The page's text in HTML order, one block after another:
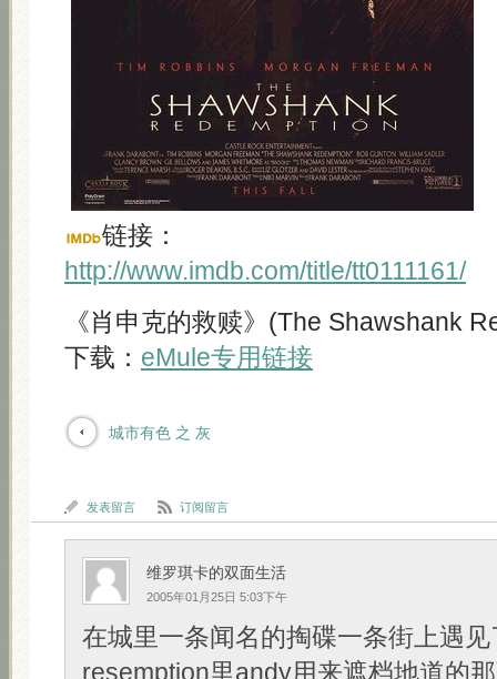
链接：
http://www.imdb.com/title/tt0111161/
《肖申克的救赎》(The Shawshank
下载： eMule专用链接
城市有色 之 灰
发表留言 订阅留言
维罗琪卡的双面生活
2005年01月25日 5:03下午
在城里一条闻名的掏碟一条街上遇见
resemption里andy用来遮档地道的